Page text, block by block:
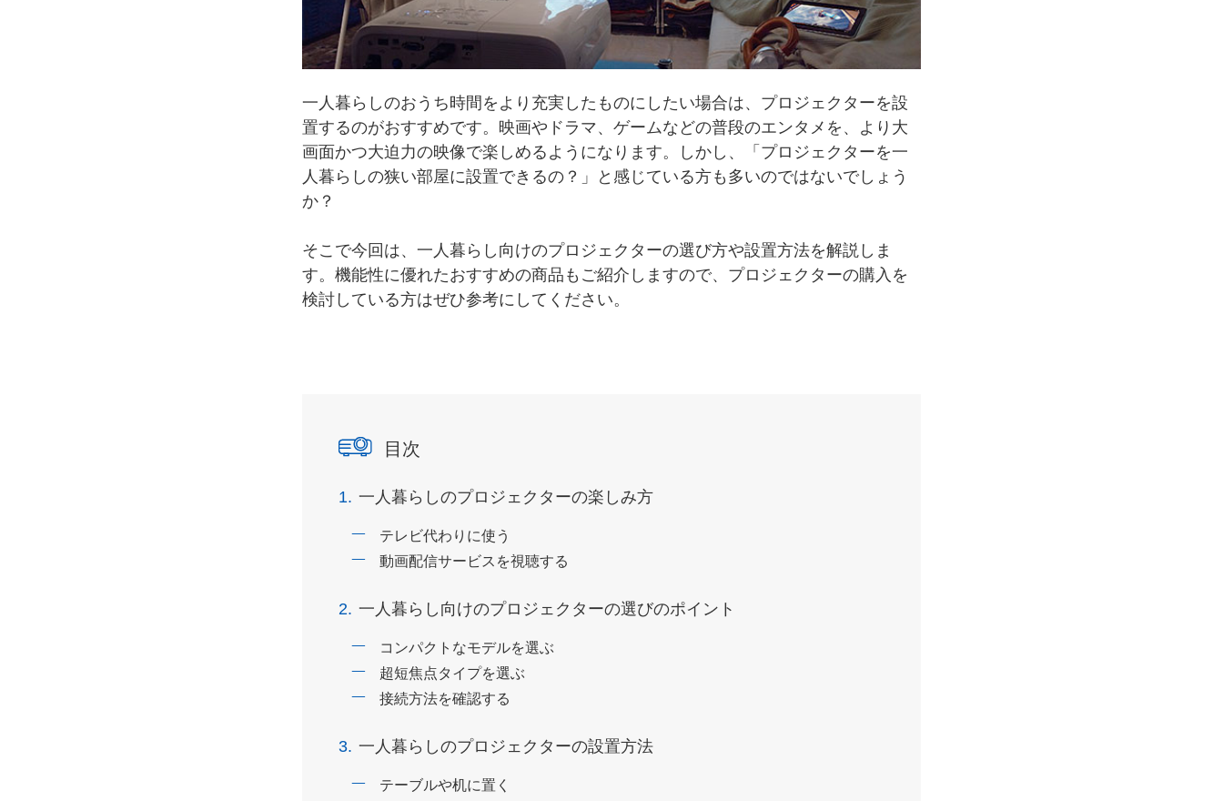
一人暮らしのおうち時間をより充実したものにしたい場合は、プロジェクターを設
置するのがおすすめです。映画やドラマ、ゲームなどの普段のエンタメを、より大
画面かつ大迫力の映像で楽しめるようになります。しかし、「プロジェクターを一
人暮らしの狭い部屋に設置できるの？」と感じている方も多いのではないでしょう
か？
そこで今回は、一人暮らし向けのプロジェクターの選び方や設置方法を解説しま
す。機能性に優れたおすすめの商品もご紹介しますので、プロジェクターの購入を
検討している方はぜひ参考にしてください。
目次
1. 一人暮らしのプロジェクターの楽しみ方
テレビ代わりに使う
動画配信サービスを視聴する
2. 一人暮らし向けのプロジェクターの選びのポイント
コンパクトなモデルを選ぶ
超短焦点タイプを選ぶ
接続方法を確認する
3. 一人暮らしのプロジェクターの設置方法
テーブルや机に置く